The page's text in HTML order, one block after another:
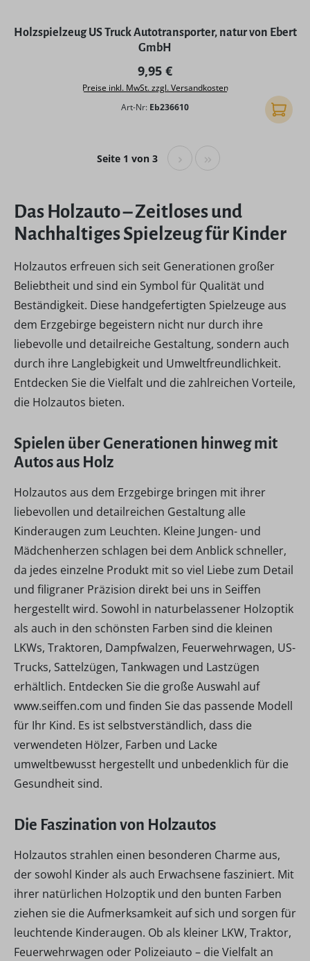
Holzspielzeug US Truck Autotransporter, natur von Ebert
GmbH
Regulärer Preis:
9,95 €
Preise inkl. MwSt. zzgl. Versandkosten
Art-Nr: Eb236610 In den
Seite 1 von 3
Das Holzauto – Zeitloses und
Nachhaltiges Spielzeug für Kinder
Holzautos erfreuen sich seit Generationen großer
Beliebtheit und sind ein Symbol für Qualität und
Beständigkeit. Diese handgefertigten Spielzeuge aus
dem Erzgebirge begeistern nicht nur durch ihre
liebevolle und detailreiche Gestaltung, sondern auch
durch ihre Langlebigkeit und Umweltfreundlichkeit.
Entdecken Sie die Vielfalt und die zahlreichen Vorteile,
die Holzautos bieten.
Spielen über Generationen hinweg mit
Autos aus Holz
Holzautos aus dem Erzgebirge bringen mit ihrer
liebevollen und detailreichen Gestaltung alle
Kinderaugen zum Leuchten. Kleine Jungen- und
Mädchenherzen schlagen bei dem Anblick schneller,
da jedes einzelne Produkt mit so viel Liebe zum Detail
und filigraner Präzision direkt bei uns in Seiffen
hergestellt wird. Sowohl in naturbelassener Holzoptik
als auch in den schönsten Farben sind die kleinen
LKWs, Traktoren, Dampfwalzen, Feuerwehrwagen, US-
Trucks, Sattelzügen, Tankwagen und Lastzügen
erhältlich. Entdecken Sie die große Auswahl auf
www.seiffen.com und finden Sie das passende Modell
für Ihr Kind. Es ist selbstverständlich, dass die
verwendeten Hölzer, Farben und Lacke
umweltbewusst hergestellt und unbedenklich für die
Gesundheit sind.
Die Faszination von Holzautos
Holzautos strahlen einen besonderen Charme aus,
der sowohl Kinder als auch Erwachsene fasziniert. Mit
ihrer natürlichen Holzoptik und den bunten Farben
ziehen sie die Aufmerksamkeit auf sich und sorgen für
leuchtende Kinderaugen. Ob als kleiner LKW, Traktor,
Feuerwehrwagen oder Polizeiauto – die Vielfalt an